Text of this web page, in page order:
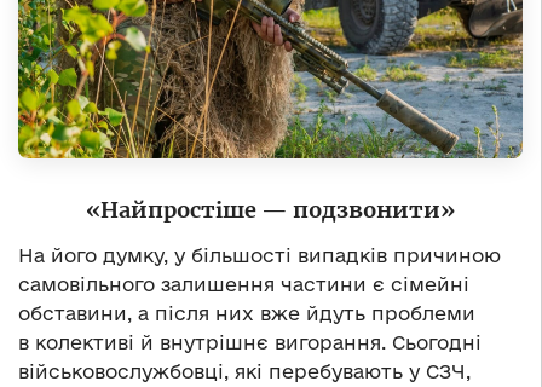
«Найпростіше — подзвонити»
На його думку, у більшості випадків причиною
самовільного залишення частини є сімейні
обставини, а після них вже йдуть проблеми
в колективі й внутрішнє вигорання. Сьогодні
військовослужбовці, які перебувають у СЗЧ,